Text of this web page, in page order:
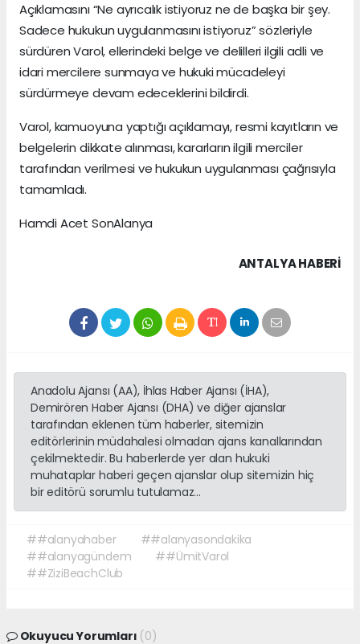
Açıklamasını “Ne ayrıcalık istiyoruz ne de başka bir şey.
Sadece hukukun uygulanmasını istiyoruz” sözleriyle
sürdüren Varol, ellerindeki belge ve delilleri ilgili adli ve
idari mercilere sunmaya ve hukuki mücadeleyi
sürdürmeye devam edeceklerini bildirdi.
Varol, kamuoyuna yaptığı açıklamayı, resmi kayıtların ve
belgelerin dikkate alınması, kararların ilgili merciler
tarafından verilmesi ve hukukun uygulanması çağrısıyla
tamamladı.
Hamdi Acet SonAlanya
ANTALYA HABERİ
Anadolu Ajansı (AA), İhlas Haber Ajansı (İHA),
Demirören Haber Ajansı (DHA) ve diğer ajanslar
tarafından eklenen tüm haberler, sitemizin
editörlerinin müdahalesi olmadan ajans kanallarından
çekilmektedir. Bu haberlerde yer alan hukuki
muhataplar haberi geçen ajanslar olup sitemizin hiç
bir editörü sorumlu tutulamaz...
##alanyahaber
##alanyasondakika
##alanyagündem
##ÜmitVarol
##ZiziBeachClub
Okuyucu Yorumları (0)